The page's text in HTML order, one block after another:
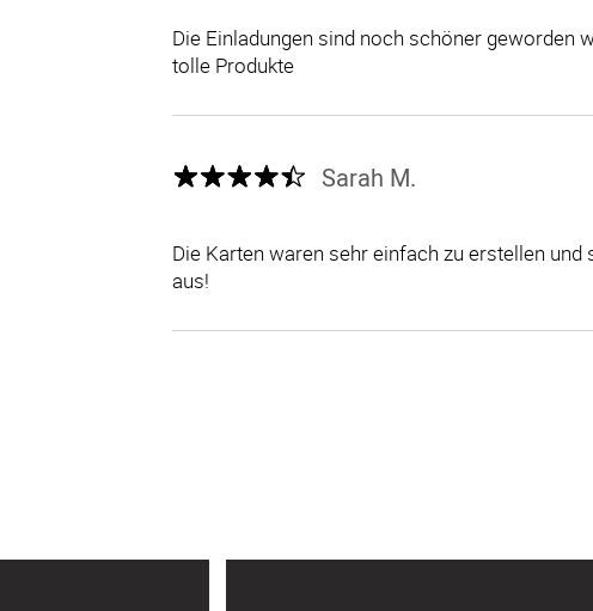
Die Einladungen sind noch schöner geworden
tolle Produkte
Sarah M.
Die Karten waren sehr einfach zu erstellen und
aus!